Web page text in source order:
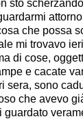
sto
che possa
mi trovavo
di cose,
e cacate
sera, sono
che avevo